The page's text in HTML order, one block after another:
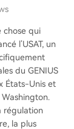
et du Bitc
structure gé
mais l'empêc
de nombre
d'outil d'ép
crée
marché rég
sa b
chose qui
l’USAT, un
du GENIUS
États-Unis et
régulation
la plus